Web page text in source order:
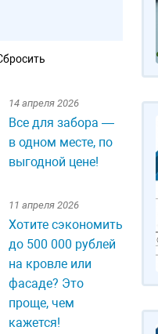
14 апреля 2026
Все для забора —
в одном месте, по
выгодной цене!
11 апреля 2026
Хотите сэкономить
до 500 000 рублей
на кровле или
фасаде? Это
проще, чем
кажется!